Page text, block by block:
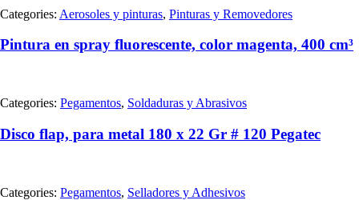
Categories: Aerosoles y pinturas, Pinturas y Removedores
Pintura en spray fluorescente, color magenta, 400 cm³
Categories: Pegamentos, Soldaduras y Abrasivos
Disco flap, para metal 180 x 22 Gr # 120 Pegatec
Categories: Pegamentos, Selladores y Adhesivos